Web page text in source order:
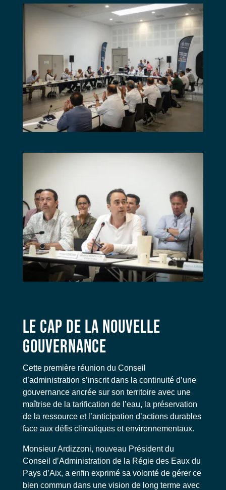
LE CAP DE LA NOUVELLE
GOUVERNANCE
Cette première réunion du Conseil
d’administration s’inscrit dans la continuité d’une
gouvernance ancrée sur son territoire avec une
maîtrise de la tarification de l’eau, la préservation
de la ressource et l’anticipation d’actions durables
face aux défis climatiques et environnementaux.
Monsieur Ardizzoni, nouveau Président du
Conseil d’Administration de la Régie des Eaux du
Pays d’Aix, a enfin exprimé sa volonté de gérer ce
bien commun dans une vision de long terme avec